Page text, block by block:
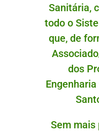
Sanitária,
todo o
que, de
dos
Sem mais